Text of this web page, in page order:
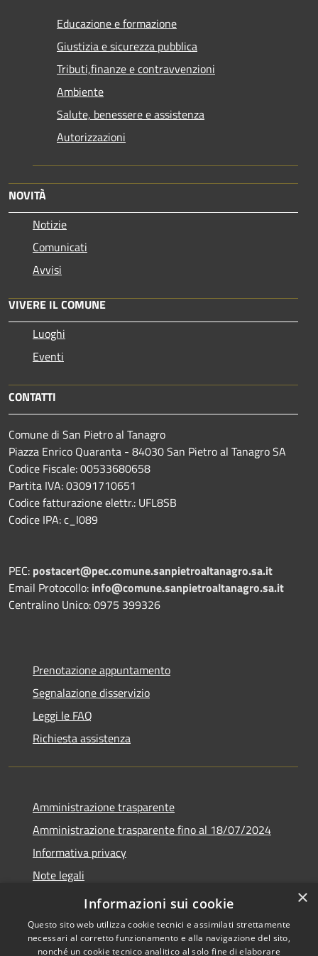
Educazione e formazione
Giustizia e sicurezza pubblica
Tributi,finanze e contravvenzioni
Ambiente
Salute, benessere e assistenza
Autorizzazioni
NOVITÀ
Notizie
Comunicati
Avvisi
VIVERE IL COMUNE
Luoghi
Eventi
CONTATTI
Comune di San Pietro al Tanagro
Piazza Enrico Quaranta - 84030 San Pietro al Tanagro SA
Codice Fiscale: 00533680658
Partita IVA: 03091710651
Codice fatturazione elettr.: UFL8SB
Codice IPA: c_I089
PEC: postacert@pec.comune.sanpietroaltanagro.sa.it
Email Protocollo: info@comune.sanpietroaltanagro.sa.it
Centralino Unico: 0975 399326
Prenotazione appuntamento
Segnalazione disservizio
Leggi le FAQ
Richiesta assistenza
Amministrazione trasparente
Amministrazione trasparente fino al 18/07/2024
Informativa privacy
Note legali
Dichiarazione di accessibilità
×
Informazioni sui cookie
Questo sito web utilizza cookie tecnici e assimilati strettamente
necessari al corretto funzionamento e alla navigazione del sito,
nonché un cookie tecnico analitico al solo fine di elaborare